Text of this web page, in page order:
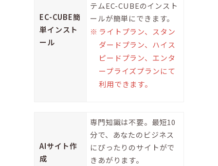
EC-CUBE簡
単インスト
ール
テムEC-CUBEのインスト
ールが簡単にできます。
ライトプラン、スタン
ダードプラン、ハイス
ピードプラン、エンタ
ープライズプランにて
利用できます。
AIサイト作
成
専門知識は不要。最短10
分で、あなたのビジネス
にぴったりのサイトがで
きあがります。